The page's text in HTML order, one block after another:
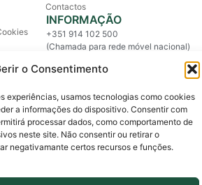
o Consentimento
experiências, usamos tecnologias como cookies
a informações do dispositivo. Consentir com
processar dados, como comportamento de
neste site. Não consentir ou retirar o
negativamante certos recursos e funções.
Contactos
INFORMAÇÃO
+351 914 102 500
(Chamada para rede móvel nacional)
info@boxaway.pt